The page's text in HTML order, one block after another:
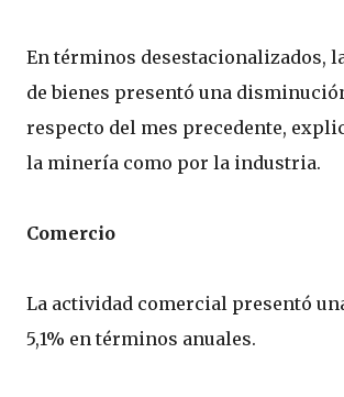
En términos desestacionalizados,
de bienes presentó una
respecto del mes precedente,
la minería como por la industria.
Comercio
La actividad comercial presentó
5,1% en términos anuales.